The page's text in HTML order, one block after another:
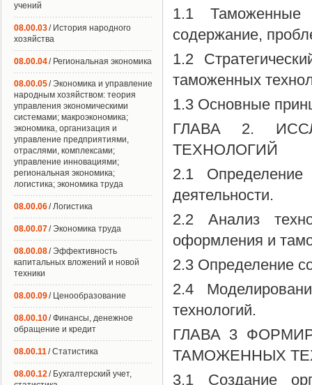
1.1 Таможенные
содержание,
1.2
таможенных
1.3 Основные
ГЛАВА 2.
ТЕХНОЛОГИЙ
2.1 Определение
деятельности.
2.2 Анализ
оформления и
2.3 Определение
2.4
технологий.
ГЛАВА 3
ТАМОЖЕННЫХ
3.1 Создание
учений
08.00.03/ История народного
хозяйства
08.00.04/ Региональная экономика
08.00.05/ Экономика и управление
народным хозяйством: теория
управления экономическими
системами; макроэкономика;
экономика, организация и
управление предприятиями,
отраслями, комплексами;
управление инновациями;
региональная экономика;
логистика; экономика труда
08.00.06/ Логистика
08.00.07/ Экономика труда
08.00.08/ Эффективность
капитальных вложений и новой
техники
08.00.09/ Ценообразование
08.00.10/ Финансы, денежное
обращение и кредит
08.00.11/ Статистика
08.00.12/ Бухгалтерский учет,